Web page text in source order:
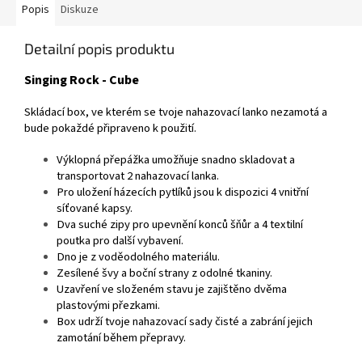
Popis Diskuze
Detailní popis produktu
Singing Rock - Cube
Skládací box, ve kterém se tvoje nahazovací lanko nezamotá a
bude pokaždé připraveno k použití.
Výklopná přepážka umožňuje snadno skladovat a
transportovat 2 nahazovací lanka.
Pro uložení házecích pytlíků jsou k dispozici 4 vnitřní
síťované kapsy.
Dva suché zipy pro upevnění konců šňůr a 4 textilní
poutka pro další vybavení.
Dno je z voděodolného materiálu.
Zesílené švy a boční strany z odolné tkaniny.
Uzavření ve složeném stavu je zajištěno dvěma
plastovými přezkami.
Box udrží tvoje nahazovací sady čisté a zabrání jejich
zamotání během přepravy.